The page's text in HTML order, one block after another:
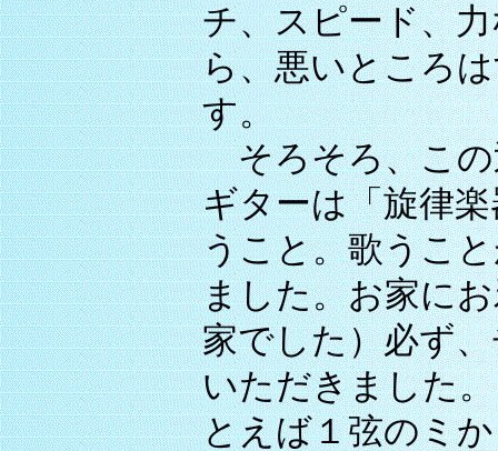
チ、スピード、
ら、悪いところ
す。
そろそろ、この
ギターは「旋律
うこと。歌うこ
ました。お家に
家でした）必ず
いただきました
とえば１弦のミ